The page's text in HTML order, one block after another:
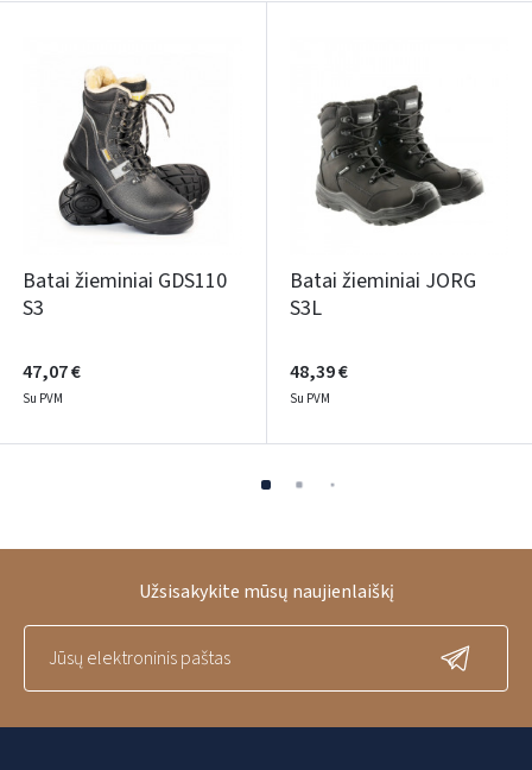
Batai žieminiai GDS110
S3
47,07 €
Su PVM
Batai žieminiai JORG
S3L
48,39 €
Su PVM
Užsisakykite mūsų naujienlaiškį